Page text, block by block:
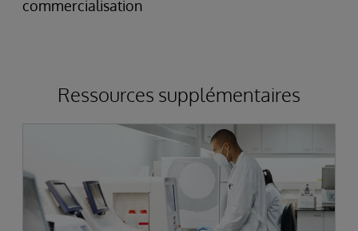
commercialisation
Ressources supplémentaires